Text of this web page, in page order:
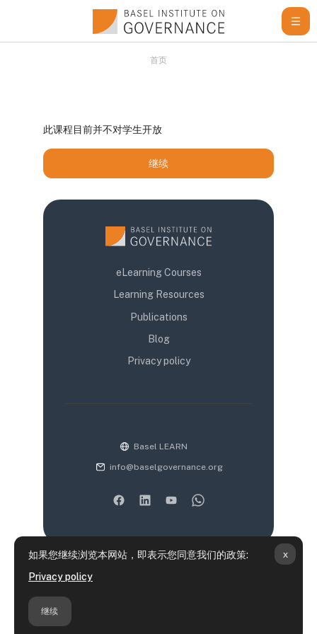
如果您继续浏览本网站，即表示您同意我们的政策:
Privacy policy
继续
x
首页
此课程目前并不对学生开放
继续
eLearning Courses
Learning Resources
Publications
Blog
Privacy policy
Basel LEARN
info@baselgovernance.org
获取移动应用
切换到标准主题